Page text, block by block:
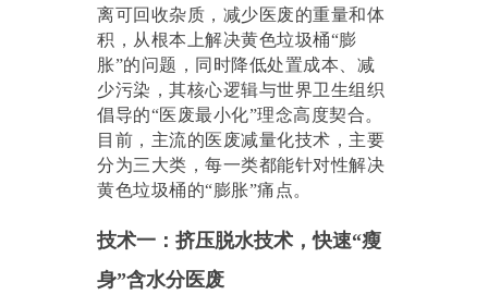
离可回收杂质，减少医废的重量和体
积，从根本上解决黄色垃圾桶“膨
胀”的问题，同时降低处置成本、减
少污染，其核心逻辑与世界卫生组织
倡导的“医废最小化”理念高度契合。
目前，主流的医废减量化技术，主要
分为三大类，每一类都能针对性解决
黄色垃圾桶的“膨胀”痛点。
技术一：挤压脱水技术，快速“瘦
身”含水分医废